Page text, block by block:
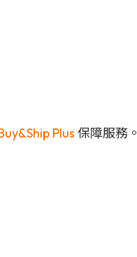
Plus 保障服務。